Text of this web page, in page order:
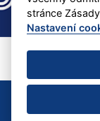
© 2022 SK
stránce
Nastavení